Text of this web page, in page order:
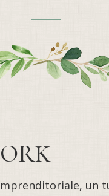
un